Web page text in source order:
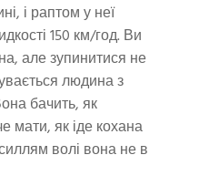
і раптом у неї
150 км/год. Ви
але зупинитися не
людина з
бачить, як
мати, як іде кохана
волі вона не в